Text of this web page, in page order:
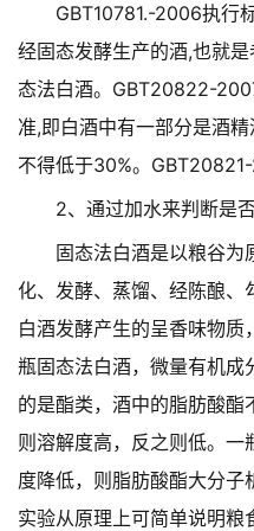
GBT10781.-2006执行
经固态发酵生产的酒,也就
态法白酒。GBT20822-
准,即白酒中有一部分是酒
不得低于30%。
2、通过加水来判断是
固态法白酒是以粮谷
化、发酵、蒸馏、经陈酿、
白酒发酵产生的呈香味物
瓶固态法白酒，微量有机成
的是酯类，酒中的脂肪酸酯
则溶解度高，反之则低。
度降低，则脂肪酸酯大分
实验从原理上可简单说明